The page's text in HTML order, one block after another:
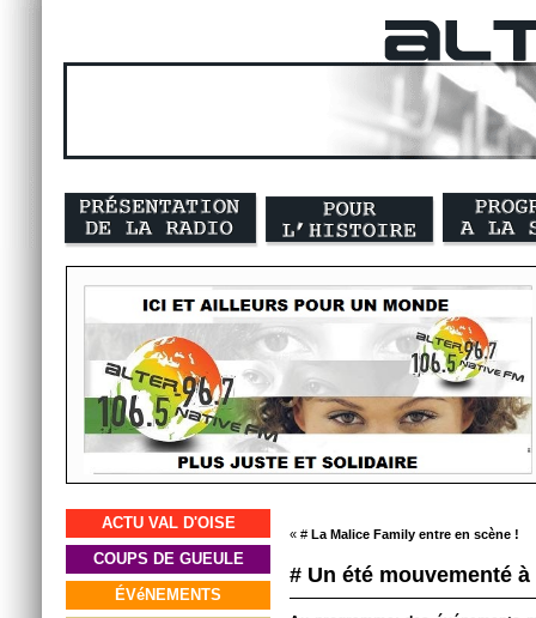
ACTU VAL D'OISE
COUPS DE GUEULE
ÉVéNEMENTS
« # La Malice Family entre en scène !
# Un été mouvementé